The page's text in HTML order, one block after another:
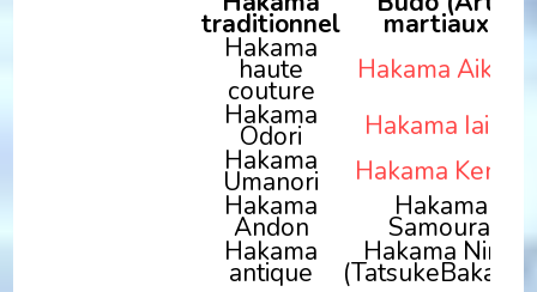
traditionnel martiaux)
Hakama
haute
couture
Hakama Aikido
Hakama
Odori
Hakama Iaido
Hakama
Umanori
Hakama Kendo
Hakama
Andon
Hakama
Samourai
Hakama
antique
Hakama Ninja